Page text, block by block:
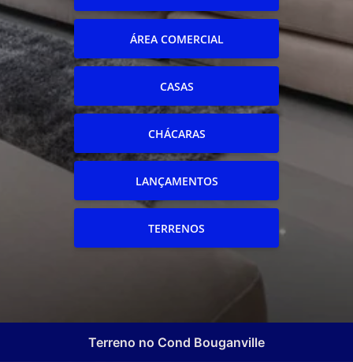
ÁREA COMERCIAL
CASAS
CHÁCARAS
LANÇAMENTOS
TERRENOS
Terreno no Cond Bouganville